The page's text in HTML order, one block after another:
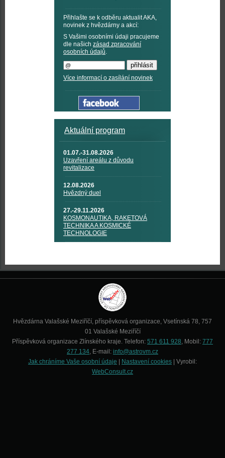
Přihlašte se k odběru aktualit AKA,
novinek z hvězdárny a akcí:
S Vašimi osobními údaji pracujeme
dle našich zásad zpracování
osobních údajů.
Více informací o zasílání novinek
Aktuální program
01.07.-31.08.2026
Uzavření areálu z důvodu
revitalizace
12.08.2026
Hvězdný duel
27.-29.11.2026
KOSMONAUTIKA, RAKETOVÁ
TECHNIKA A KOSMICKÉ
TECHNOLOGIE
Hvězdárna Valašské Meziříčí, příspěvková organizace, Vsetínská 78, 757
01 Valašské Meziříčí
Příspěvková organizace Zlínského kraje. Telefon: 571 611 928, Mobil: 777
277 134, E-mail: info@astrovm.cz
Jak chráníme Vaše osobní údaje
Nastavení cookies | Vyrobil:
WebConsult.cz